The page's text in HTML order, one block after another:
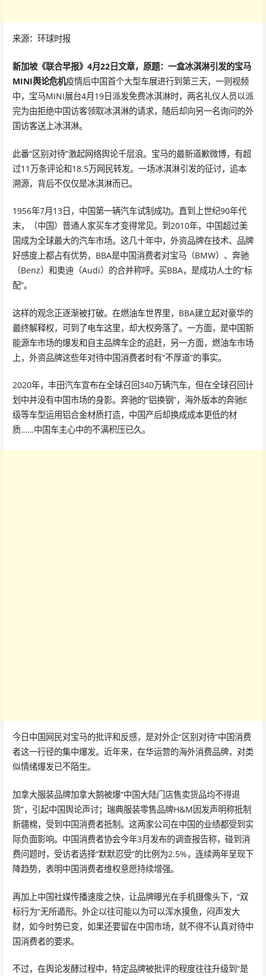
来源：环球时报
新加坡《联合早报》4月22日文章，原题：一盒冰淇淋引发的宝马
MINI舆论危机疫情后中国首个大型车展进行到第三天，一则视频
中，宝马MINI展台4月19日派发免费冰淇淋时，两名礼仪人员以派
完为由拒绝中国访客领取冰淇淋的请求，随后却向另一名询问的外
国访客送上冰淇淋。
此番“区别对待”激起网络舆论千层浪。宝马的最新道歉微博，有超
过11万条评论和18.5万网民转发。一场冰淇淋引发的征讨，追本
溯源，背后不仅仅是冰淇淋而已。
1956年7月13日，中国第一辆汽车试制成功。直到上世纪90年代
末，（中国）普通人家买车才变得常见。到2010年，中国超过美
国成为全球最大的汽车市场。这几十年中，外资品牌在技术、品牌
好感度上都占有优势，BBA是中国消费者对宝马（BMW）、奔驰
（Benz）和奥迪（Audi）的合并称呼。买BBA，是成功人士的“标
配”。
这样的观念正逐渐被打破。在燃油车世界里，BBA建立起对豪华的
最终解释权，可到了电车这里，却大权旁落了。一方面，是中国新
能源车市场的爆发和自主品牌车企的追赶，另一方面，燃油车市场
上，外资品牌这些年对待中国消费者时有“不厚道”的事实。
2020年，丰田汽车宣布在全球召回340万辆汽车，但在全球召回计
划中并没有中国市场的身影。奔驰的“铝换钢”，海外版本的奔驰E
级等车型运用铝合金材质打造，中国产后却换成成本更低的材
质……中国车主心中的不满积压已久。
今日中国网民对宝马的批评和反感，是对外企“区别对待”中国消费
者这一行径的集中爆发。近年来，在华运营的海外消费品牌，对类
似情绪爆发已不陌生。
加拿大服装品牌加拿大鹅被爆“中国大陆门店售卖货品均不得退
货”，引起中国舆论声讨；瑞典服装零售品牌H&M因发声明称抵制
新疆棉，受到中国消费者抵制。这两家公司在中国的业绩都受到实
际负面影响。中国消费者协会今年3月发布的调查报告称，碰到消
费问题时，受访者选择“默默忍受”的比例为2.5%，连续两年呈现下
降趋势，表明中国消费者维权意愿持续增强。
再加上中国社媒传播速度之快，让品牌曝光在手机摄像头下，“双
标行为”无所遁形。外企以往可能以为可以浑水摸鱼，闷声发大
财，如今时势已变，如果还要留在中国市场，就不得不认真对待中
国消费者的要求。
不过，在舆论发酵过程中，特定品牌被批评的程度往往升级到“是